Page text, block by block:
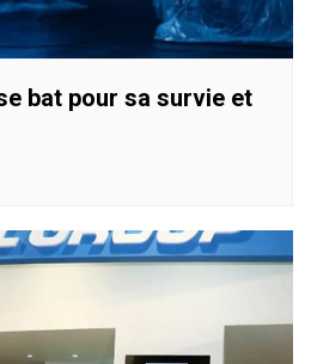
bat pour sa survie et